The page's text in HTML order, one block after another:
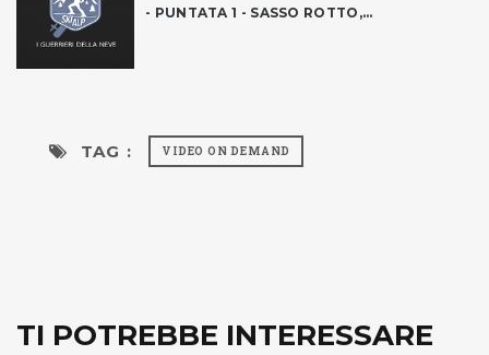
- PUNTATA 1 - SASSO ROTTO,...
TAG : VIDEO ON DEMAND
TI POTREBBE INTERESSARE